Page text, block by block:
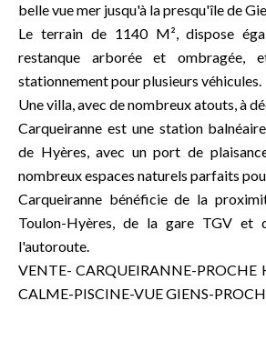
belle vue mer jusqu'à la presqu'île de
Le terrain de 1140 M², dispose
restanque arborée et ombragée,
stationnement pour plusieurs véhicules.
Une villa, avec de nombreux atouts, à
Carqueiranne est une station
de Hyères, avec un port de
nombreux espaces naturels parfaits
Carqueiranne bénéficie de la
Toulon-Hyères, de la gare TGV et
l'autoroute.
VENTE- CARQUEIRANNE-PROCHE
CALME-PISCINE-VUE GIENS-